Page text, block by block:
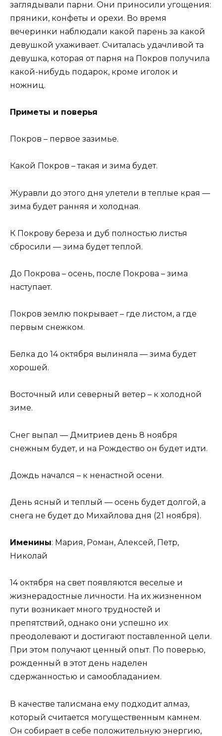
заглядывали парни. Они приносили угощения:
пряники, конфеты и орехи. Во время
вечеринки наблюдали какой парень за какой
девушкой ухаживает. Считалась удачливой та
девушка, которая от парня на Покров получила
какой-нибудь подарок, кроме иголок и
ножниц.
Приметы и поверья
Покров – первое зазимье.
Какой Покров – такая и зима будет.
Журавли до этого дня улетели в теплые края —
зима будет ранняя и холодная.
К Покрову береза и дуб полностью листья
сбросили — зима будет теплой.
До Покрова – осень, после Покрова – зима
наступает.
Покров землю покрывает – где листом, а где
первым снежком.
Белка до 14 октября вылиняла — зима будет
хорошей.
Восточный или северный ветер – к холодной
зиме.
Снег выпал — Дмитриев день 8 ноября
снежным будет, и на Рождество он будет идти.
Дождь начался – к ненастной осени.
День ясный и теплый — осень будет долгой, а
снега не будет до Михайлова дня (21 ноября).
Именины: Мария, Роман, Алексей, Петр,
Николай
14 октября на свет появляются веселые и
жизнерадостные личности. На их жизненном
пути возникает много трудностей и
препятствий, однако они успешно их
преодолевают и достигают поставленной цели.
При этом получают ценный опыт. По поверью,
рожденный в этот день наделен
сдержанностью и самообладанием.
В качестве талисмана ему подходит алмаз,
который считается могущественным камнем.
Он собирает в себе положительную энергию,